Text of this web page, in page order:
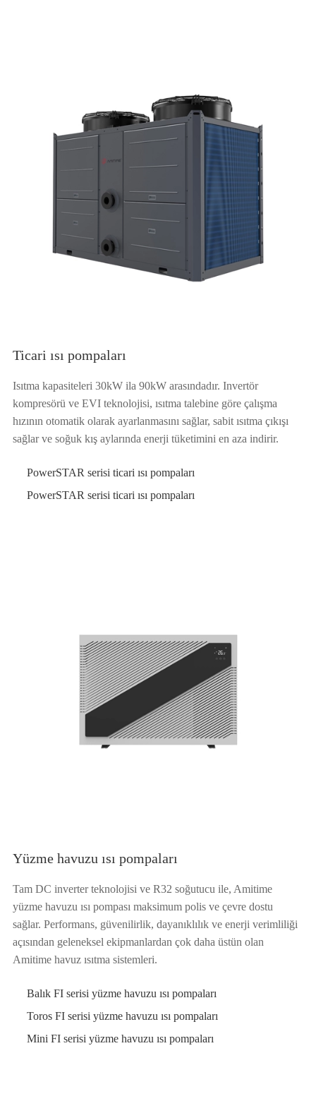
Ticari ısı pompaları
Isıtma kapasiteleri 30kW ila 90kW arasındadır. Invertör
kompresörü ve EVI teknolojisi, ısıtma talebine göre çalışma
hızının otomatik olarak ayarlanmasını sağlar, sabit ısıtma çıkışı
sağlar ve soğuk kış aylarında enerji tüketimini en aza indirir.
PowerSTAR serisi ticari ısı pompaları
PowerSTAR serisi ticari ısı pompaları
Yüzme havuzu ısı pompaları
Tam DC inverter teknolojisi ve R32 soğutucu ile, Amitime
yüzme havuzu ısı pompası maksimum polis ve çevre dostu
sağlar. Performans, güvenilirlik, dayanıklılık ve enerji verimliliği
açısından geleneksel ekipmanlardan çok daha üstün olan
Amitime havuz ısıtma sistemleri.
Balık FI serisi yüzme havuzu ısı pompaları
Toros FI serisi yüzme havuzu ısı pompaları
Mini FI serisi yüzme havuzu ısı pompaları